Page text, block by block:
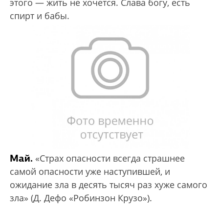
этого — жить не хочется. Слава богу, есть
спирт и бабы.
Май. «Страх опасности всегда страшнее
самой опасности уже наступившей, и
ожидание зла в десять тысяч раз хуже самого
зла» (Д. Дефо «Робинзон Крузо»).